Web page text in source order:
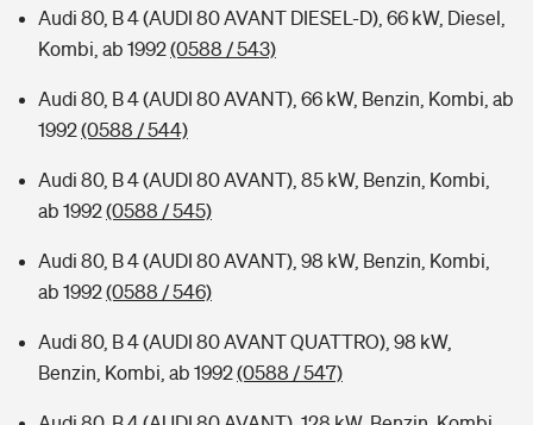
Audi 80, B 4 (AUDI 80 AVANT DIESEL-D), 66 kW, Diesel,
Kombi, ab 1992(0588 / 543)
Audi 80, B 4 (AUDI 80 AVANT), 66 kW, Benzin, Kombi, ab
1992(0588 / 544)
Audi 80, B 4 (AUDI 80 AVANT), 85 kW, Benzin, Kombi,
ab 1992(0588 / 545)
Audi 80, B 4 (AUDI 80 AVANT), 98 kW, Benzin, Kombi,
ab 1992(0588 / 546)
Audi 80, B 4 (AUDI 80 AVANT QUATTRO), 98 kW,
Benzin, Kombi, ab 1992(0588 / 547)